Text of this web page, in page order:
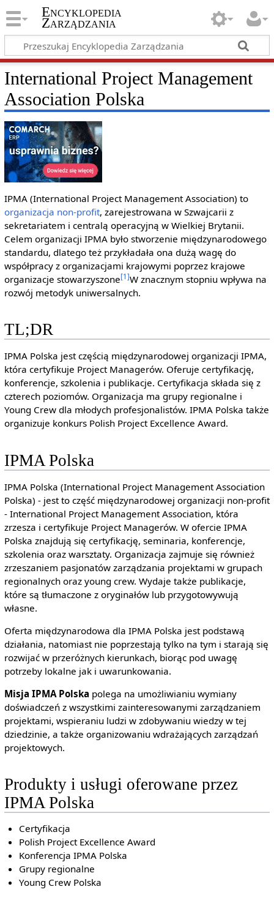
Encyklopedia
Zarządzania
International Project Management
Association Polska
IPMA (International Project Management Association) to
organizacja non-profit, zarejestrowana w Szwajcarii z
sekretariatem i centralą operacyjną w Wielkiej Brytanii.
Celem organizacji IPMA było stworzenie międzynarodowego
standardu, dlatego też przykładała ona dużą wagę do
współpracy z organizacjami krajowymi poprzez krajowe
organizacje stowarzyszone[1]W znacznym stopniu wpływa na
rozwój metodyk uniwersalnych.
TL;DR
IPMA Polska jest częścią międzynarodowej organizacji IPMA,
która certyfikuje Project Managerów. Oferuje certyfikację,
konferencje, szkolenia i publikacje. Certyfikacja składa się z
czterech poziomów. Organizacja ma grupy regionalne i
Young Crew dla młodych profesjonalistów. IPMA Polska także
organizuje konkurs Polish Project Excellence Award.
IPMA Polska
IPMA Polska (International Project Management Association
Polska) - jest to część międzynarodowej organizacji non-profit
- International Project Management Association, która
zrzesza i certyfikuje Project Managerów. W ofercie IPMA
Polska znajdują się certyfikację, seminaria, konferencje,
szkolenia oraz warsztaty. Organizacja zajmuje się również
zrzeszaniem pasjonatów zarządzania projektami w grupach
regionalnych oraz young crew. Wydaje także publikacje,
które są tłumaczone z oryginałów lub przygotowywują
własne.
Oferta międzynarodowa dla IPMA Polska jest podstawą
działania, natomiast nie poprzestają tylko na tym i starają się
rozwijać w przeróżnych kierunkach, biorąc pod uwagę
potrzeby lokalne jak i uwarunkowania.
Misja IPMA Polska polega na umożliwianiu wymiany
doświadczeń z wszystkimi zainteresowanymi zarządzaniem
projektami, wspieraniu ludzi w zdobywaniu wiedzy w tej
dziedzinie, a także organizowaniu wdrażających zarządzań
projektowych.
Produkty i usługi oferowane przez
IPMA Polska
Certyfikacja
Polish Project Excellence Award
Konferencja IPMA Polska
Grupy regionalne
Young Crew Polska